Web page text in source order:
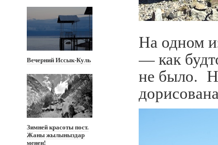
Вечерний Иссык-Куль
Зимней красоты пост.
Жаны жылыныздар
менен!
На одном
— как
не было.